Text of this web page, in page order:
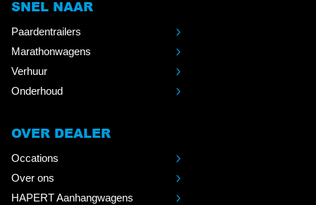
SNEL NAAR
Paardentrailers
Marathonwagens
Verhuur
Onderhoud
OVER DEALER
Occations
Over ons
HAPERT Aanhangwagens